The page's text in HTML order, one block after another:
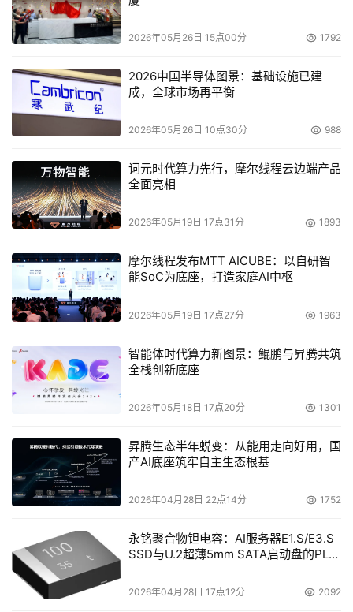
个虚拟校园，创始人周莹坚信，女性不仅是知识的汲取者，
更是世界的创造者。
无论以何种方式探索向上生长，开发者都希望能够帮助用户
“这种主动权。不仅来自健康的身体，更是深层次的自我认
同。”
“她”的精神乐土
当人们开始寻求一个强大的内核来固定自己在生活中的锚
点，最现实的一步是先实现财务自由。独立的精神追求建立
在稳固的知识底座之上，这使得人们对金融理财、知识管理
鸿蒙生态中也同样活跃着众多能够帮助用户高效管理财富的
应用，【国泰君安君弘】App也是其中广受用户喜爱的理财
应用之一，全天候为用户提供涵盖智能资讯、理财和交易服
顾问，她在行业内积累的的专业力量已经传递给无数女性用
户，帮助她们丰富知识，随时随地把握投资机遇。
为、持仓和盈亏金额，必须处于高度的隐私保护下。“原生
鸿蒙的星盾安全架构完全适配了这类应用的需要，它向开发
者开放多种安全能力，在系统、框架、应用层全面重构安全
与隐私保护。此外，原生鸿蒙还提供资产存储、设备证书、
2026年05月26日 15点00分 1792
2026中国半导体图景：基础设施已建
成，全球市场再平衡
2026年05月26日 10点30分 988
词元时代算力先行，摩尔线程云边端产品
全面亮相
2026年05月19日 17点31分 1893
摩尔线程发布MTT AICUBE：以自研智
能SoC为底座，打造家庭AI中枢
2026年05月19日 17点27分 1963
智能体时代算力新图景：鲲鹏与昇腾共筑
全栈创新底座
2026年05月18日 17点20分 1301
昇腾生态半年蜕变：从能用走向好用，国
产AI底座筑牢自主生态根基
2026年04月28日 22点14分 1752
永铭聚合物钽电容：AI服务器E1.S/E3.S
SSD与U.2超薄5mm SATA启动盘的PLP
2026年04月28日 17点12分 2092